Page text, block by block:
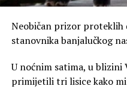
Neobičan prizor proteklih
stanovnika banjalučkog
U noćnim satima, u blizini
primijetili tri lisice kako